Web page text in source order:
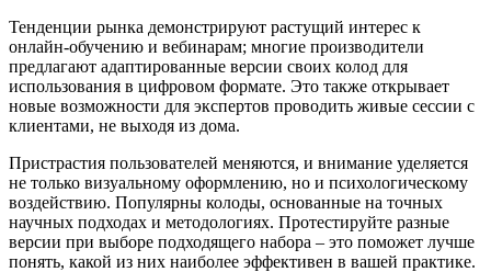
Тенденции рынка демонстрируют растущий интерес к
онлайн-обучению и вебинарам; многие производители
предлагают адаптированные версии своих колод для
использования в цифровом формате. Это также открывает
новые возможности для экспертов проводить живые сессии с
клиентами, не выходя из дома.
Пристрастия пользователей меняются, и внимание уделяется
не только визуальному оформлению, но и психологическому
воздействию. Популярны колоды, основанные на точных
научных подходах и методологиях. Протестируйте разные
версии при выборе подходящего набора – это поможет лучше
понять, какой из них наиболее эффективен в вашей практике.